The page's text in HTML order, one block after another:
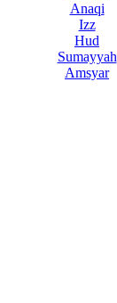
Anaqi
Izz
Hud
Sumayyah
Amsyar